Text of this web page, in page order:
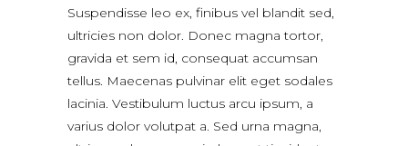
Suspendisse leo ex, finibus vel blandit sed,
ultricies non dolor. Donec magna tortor,
gravida et sem id, consequat accumsan
tellus. Maecenas pulvinar elit eget sodales
lacinia. Vestibulum luctus arcu ipsum, a
varius dolor volutpat a. Sed urna magna,